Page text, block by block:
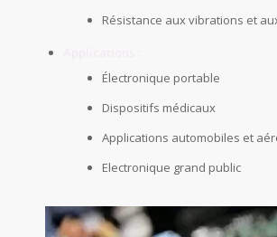
Résistance aux vibrations et
Électronique portable
Dispositifs médicaux
Applications automobiles et
Electronique grand public